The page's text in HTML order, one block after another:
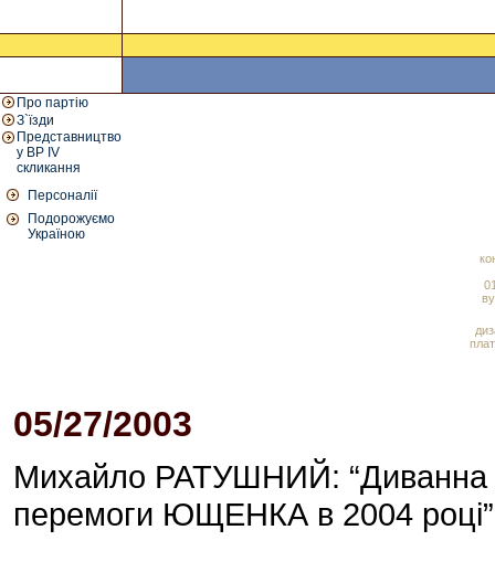
Про партію
З`їзди
Представництво
у ВР IV
скликання
Персоналії
Подорожуємо
Україною
05/27/2003
Михайло РАТУШНИЙ: “Диванна
перемоги ЮЩЕНКА в 2004 році”